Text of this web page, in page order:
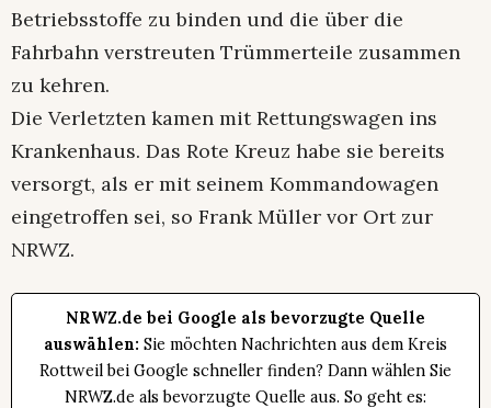
Betriebsstoffe zu binden und die über die
Fahrbahn verstreuten Trümmerteile zusammen
zu kehren.
Die Verletzten kamen mit Rettungswagen ins
Krankenhaus. Das Rote Kreuz habe sie bereits
versorgt, als er mit seinem Kommandowagen
eingetroffen sei, so Frank Müller vor Ort zur
NRWZ.
NRWZ.de bei Google als bevorzugte Quelle
auswählen: Sie möchten Nachrichten aus dem Kreis
Rottweil bei Google schneller finden? Dann wählen Sie
NRWZ.de als bevorzugte Quelle aus. So geht es: